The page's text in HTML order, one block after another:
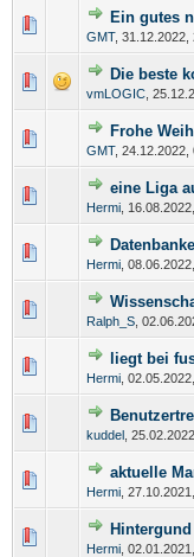
Ein gutes
GMT, 31.12.2022,
Die beste
vmLOGIC
Frohe
GMT, 24.12.2022,
eine Liga
Hermi
Hermi
Ralph_S
liegt bei
Hermi
kuddel
aktuelle
Hermi
Hermi